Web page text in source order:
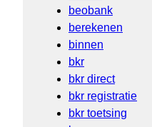
beobank
berekenen
binnen
bkr
bkr direct
bkr registratie
bkr toetsing